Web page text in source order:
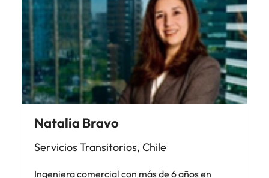
Natalia Bravo
Servicios Transitorios, Chile
Ingeniera comercial con más de 6 años en